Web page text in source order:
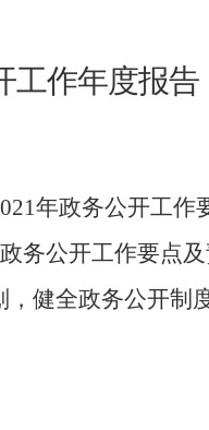
工作年度报告
年政务公开工作
务公开工作要点
健全政务公开制